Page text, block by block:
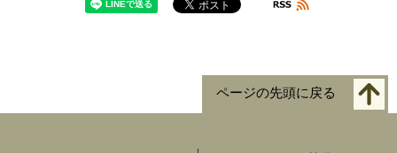
ページの先頭に戻る